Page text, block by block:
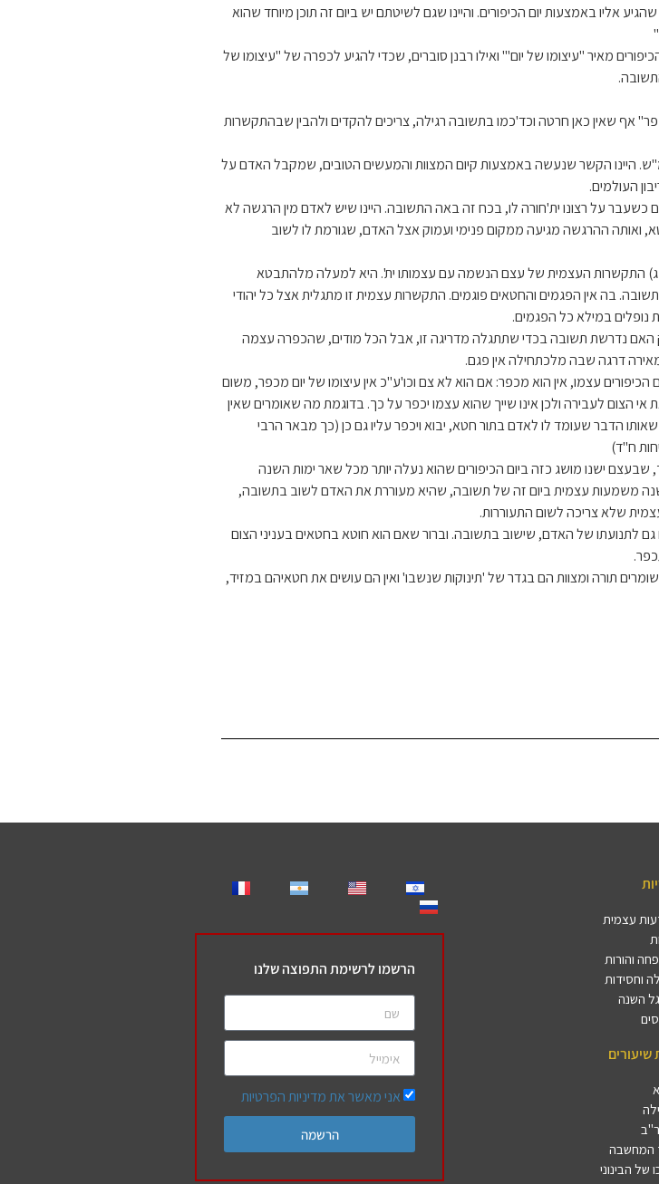
אליו באמצעות יום הכיפורים. והיינו שגם לשיטתם יש ביום זה תוכן מיוחד שהוא
מאיר "עיצומו של יום"' ואילו רבנן סוברים, שכדי להגיע לכפרה של "עיצומו של
אף שאין כאן חרטה וכד'כמו בתשובה רגילה, צריכים להקדים ולהבין שבהתקשרות
היינו הקשר שנעשה באמצעות קיום המצוות והמעשים הטובים, שמקבל האדם על
העולמים.
על רצונו ית'חורה לו, בכח זה באה התשובה. היינו שיש לאדם מין הרגשה לא
ואותה ההרגשה מגיעה ממקום פנימי ועמוק אצל האדם, שגורמת לו לשוב
ג) התקשרות העצמית של עצם הנשמה עם עצמותו ית'. היא למעלה מלהתבטא
בה אין הפגמים והחטאים פוגמים. התקשרות עצמית זו מתגלית אצל כל יהודי
נופלים במילא כל הפגמים.
האם נדרשת תשובה בכדי שתתגלה מדריגה זו, אבל הכל מודים, שהכפרה עצמה
דרגה שבה מלכתחילה אין פגם.
הכיפורים עצמו, אין הוא מכפר: אם הוא לא צם וכו'ע"כ אין עיצומו של יום מכפר, משום
הצום לעבירה ולכן אינו שייך שהוא עצמו יכפר על כך. בדוגמת מה שאומרים שאין
הדבר שעומד לו לאדם בתור חטא, יבוא ויכפר עליו גם כן (כך מבאר הרבי
ח"ד)
ישנו מושג כזה ביום הכיפורים שהוא נעלה יותר מכל שאר ימות השנה
משמעות עצמית ביום זה של תשובה, שהיא מעוררת את האדם לשוב בתשובה,
שלא צריכה לשום התעוררות.
לתנועתו של האדם, שישוב בתשובה. וברור שאם הוא חוטא בחטאים בעניני הצום
תורה ומצוות הם בגדר של 'תינוקות שנשבו' ואין הם עושים את חטאיהם במזיד,
עצמית
והורות
וחסידות
השנה
שיעורים
המחשבה
של הבינוני
הרשמו לרשימת התפוצה שלנו
אני מאשר את מדיניות הפרטיות
הרשמה